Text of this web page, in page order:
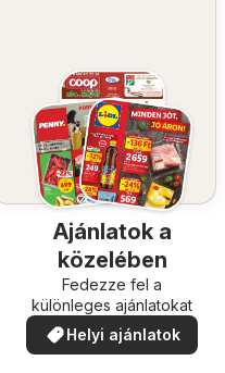
Ajánlatok a
közelében
Fedezze fel a
különleges ajánlatokat
Helyi ajánlatok